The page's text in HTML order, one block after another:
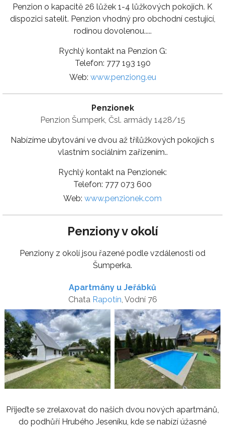
Penzion o kapacitě 26 lůžek 1-4 lůžkových pokojích. K
dispozici satelit. Penzion vhodný pro obchodní cestující,
rodinou dovolenou.....
Rychlý kontakt na Penzion G:
Telefon: 777 193 190
Web: www.penziong.eu
Penzionek
Penzion Šumperk, Čsl. armády 1428/15
Nabízíme ubytování ve dvou až třílůžkových pokojích s
vlastním sociálním zařízením..
Rychlý kontakt na Penzionek:
Telefon: 777 073 600
Web: www.penzionek.com
Penziony v okolí
Penziony z okolí jsou řazené podle vzdálenosti od
Šumperka.
Apartmány u Jeřábků
Chata Rapotín , Vodní 76
Přijeďte se zrelaxovat do našich dvou nových apartmánů,
do podhůří Hrubého Jeseníku, kde se nabízí úžasné